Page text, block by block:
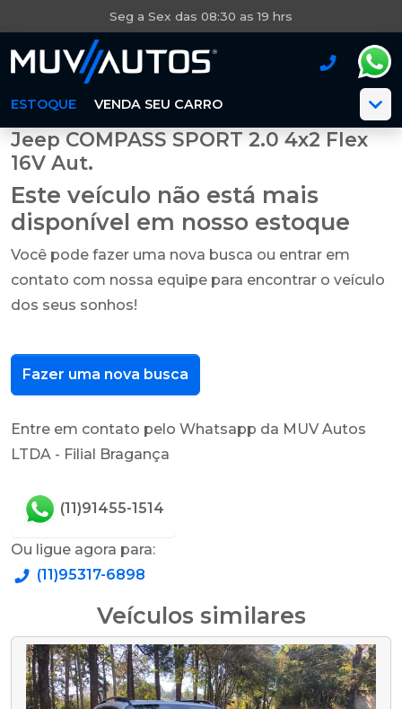
Seg a Sex das 08:30 as 19 hrs
ESTOQUE VENDA SEU CARRO
Jeep COMPASS SPORT 2.0 4x2 Flex
16V Aut.
Este veículo não está mais
disponível em nosso estoque
Você pode fazer uma nova busca ou entrar em
contato com nossa equipe para encontrar o veículo
dos seus sonhos!
Fazer uma nova busca
Entre em contato pelo Whatsapp da MUV Autos
LTDA - Filial Bragança
(11)91455-1514
Ou ligue agora para:
(11)95317-6898
Veículos similares